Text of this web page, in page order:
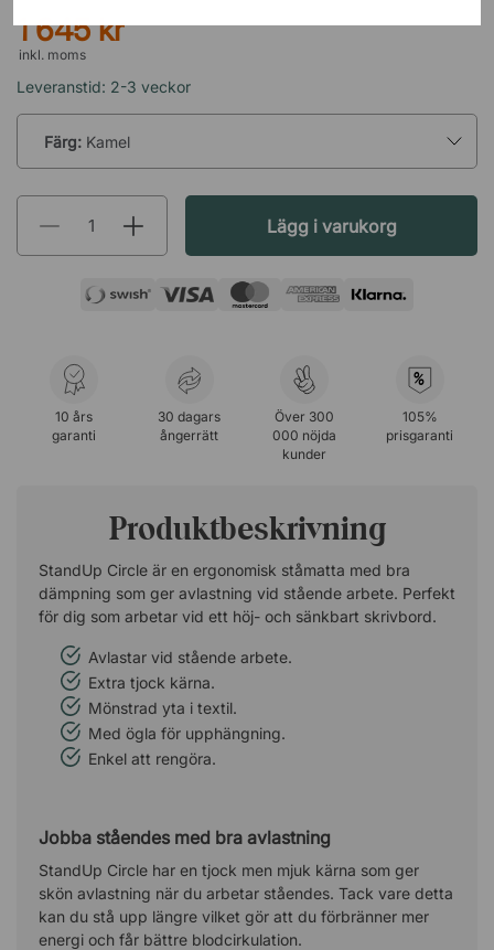
1 645 kr
inkl. moms
Leveranstid: 2-3 veckor
Färg: Kamel
Lägg i varukorg
10 års
garanti
30 dagars
ångerrätt
Över 300
000 nöjda
kunder
%
105%
prisgaranti
Produktbeskrivning
StandUp Circle är en ergonomisk ståmatta med bra
dämpning som ger avlastning vid stående arbete. Perfekt
för dig som arbetar vid ett höj- och sänkbart skrivbord.
Avlastar vid stående arbete.
Extra tjock kärna.
Mönstrad yta i textil.
Med ögla för upphängning.
Enkel att rengöra.
Jobba ståendes med bra avlastning
StandUp Circle har en tjock men mjuk kärna som ger
skön avlastning när du arbetar ståendes. Tack vare detta
kan du stå upp längre vilket gör att du förbränner mer
energi och får bättre blodcirkulation.